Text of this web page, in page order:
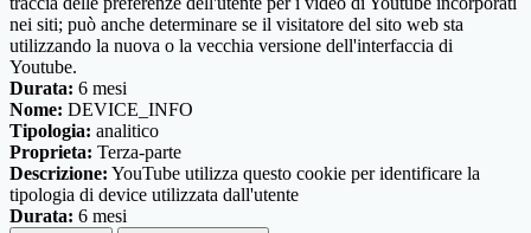
nei siti; può anche determinare se il visitatore del sito web sta
utilizzando la nuova o la vecchia versione dell'interfaccia di
Youtube.
Durata: 6 mesi
Nome: DEVICE_INFO
Tipologia: analitico
Proprieta: Terza-parte
Descrizione: YouTube utilizza questo cookie per identificare la
tipologia di device utilizzata dall'utente
Durata: 6 mesi